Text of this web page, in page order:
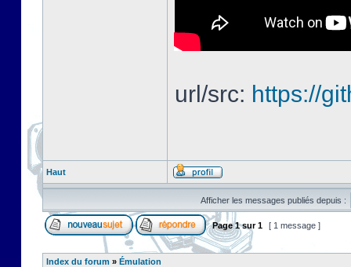
url/src: https://
Haut
Afficher les messages publiés depuis :
Page1sur1 [ 1 message ]
Index du forum » Émulation